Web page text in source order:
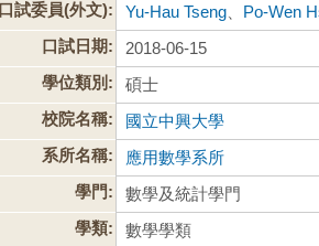
口試委員(外文):
Yu-Hau Tseng
Po-Wen
口試日期:
2018-06-15
學位類別:
碩士
校院名稱:
國立中興大學
系所名稱:
應用數學系所
學門:
數學及統計學門
學類:
數學學類